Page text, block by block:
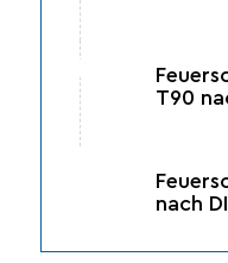
T90
nach